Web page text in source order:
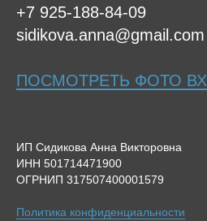
+7 925-188-84-09
sidikova.anna@gmail.com
ПОСМОТРЕТЬ ФОТО
ИП Сидикова Анна Викторовна
ИНН 501714471900
ОГРНИП 317507400001579
Политика конфиденциальности